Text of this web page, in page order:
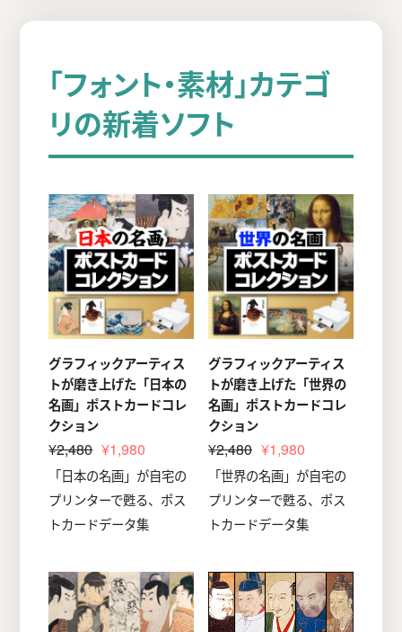
「フォント・素材」カテゴ
リの新着ソフト
グラフィックアーティス
トが磨き上げた「日本の
名画」ポストカードコレ
クション
¥2,480 ¥1,980
「日本の名画」が自宅の
プリンターで甦る、ポス
トカードデータ集
グラフィックアーティス
トが磨き上げた「世界の
名画」ポストカードコレ
クション
¥2,480 ¥1,980
「世界の名画」が自宅の
プリンターで甦る、ポス
トカードデータ集